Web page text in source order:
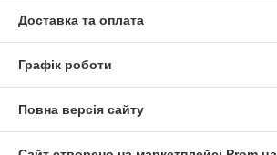
Доставка та оплата
Графік роботи
Повна версія сайту